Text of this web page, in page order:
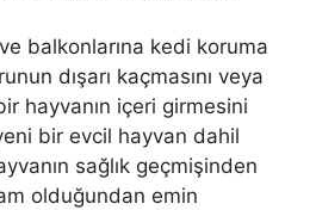
balkonlarına kedi koruma
dışarı kaçmasını veya
hayvanın içeri girmesini
bir evcil hayvan dahil
sağlık geçmişinden
olduğundan emin